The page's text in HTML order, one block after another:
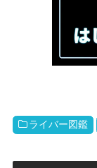
ライバー図鑑